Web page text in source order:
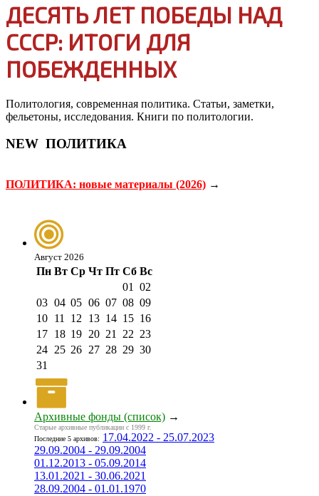
ДЕСЯТЬ ЛЕТ ПОБЕДЫ НАД
СССР: ИТОГИ ДЛЯ
ПОБЕЖДЕННЫХ
Политология, современная политика. Статьи, заметки,
фельетоны, исследования. Книги по политологии.
NEW ПОЛИТИКА
ПОЛИТИКА: новые материалы (2026) →
Август 2026
Пн Вт Ср Чт Пт Сб Вс
01
02
03 04 05 06 07 08 09
10 11 12 13 14 15 16
17 18 19 20 21 22 23
24 25 26 27 28 29 30
31
Архивные фонды (список) →
Старые архивные публикации с 1999 г.
Последние 5 архивов: 17.04.2022 - 25.07.2023
29.09.2004 - 29.09.2004
01.12.2013 - 05.09.2014
13.01.2021 - 30.06.2021
28.09.2004 - 01.01.1970